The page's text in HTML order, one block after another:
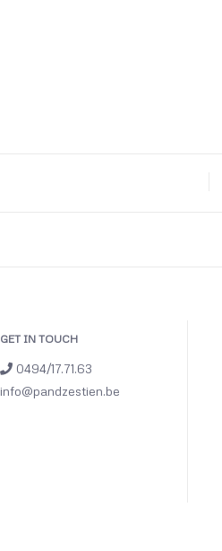
GET IN TOUCH
0494/17.71.63
info@pandzestien.be